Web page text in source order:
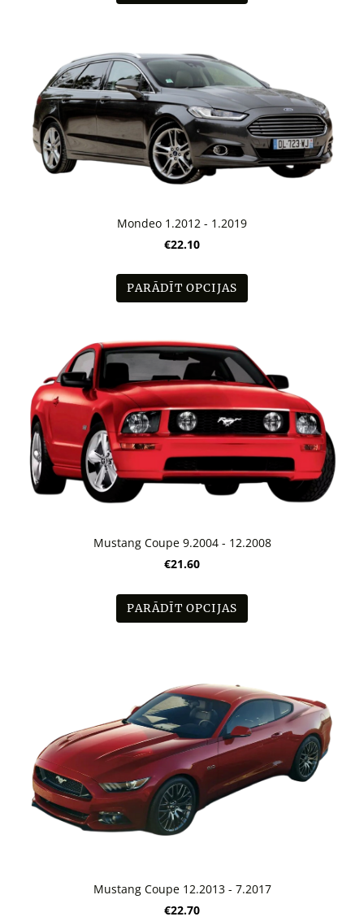
Mondeo 1.2012 - 1.2019
€22.10
PARĀDĪT OPCIJAS
Mustang Coupe 9.2004 - 12.2008
€21.60
PARĀDĪT OPCIJAS
Mustang Coupe 12.2013 - 7.2017
€22.70